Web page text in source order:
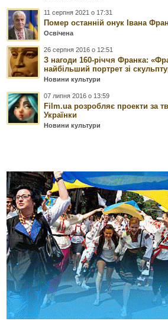
11 серпня 2021 о 17:31
Помер останній онук Івана
Освічена
26 серпня 2016 о 12:51
З нагоди 160-річчя Франка:
найбільший портрет зі
Новини культури
07 липня 2016 о 13:59
Film.ua розробляє проекти за
Українки
Новини культури